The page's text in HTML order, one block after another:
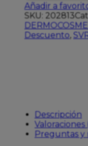
Añadir a
SKU: 202813
Descuento,
Descripción
Valoraciones
Preguntas y